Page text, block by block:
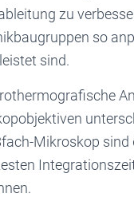
zu
so
sind.
Mikroskop sind